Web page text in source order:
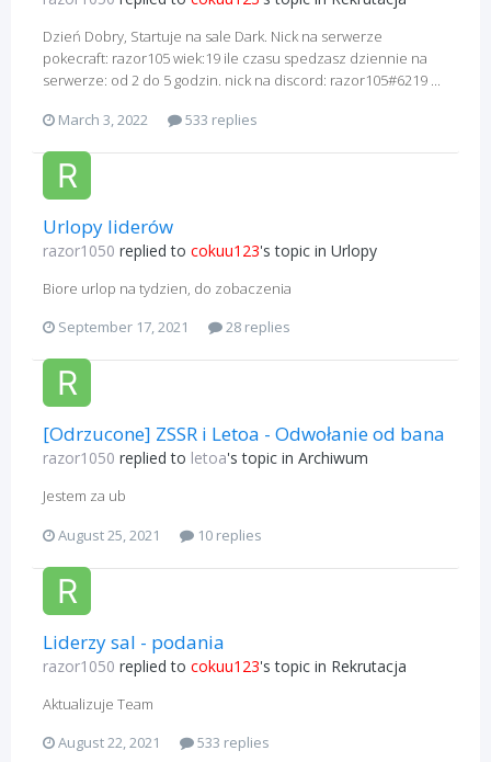
Dzień Dobry, Startuje na sale Dark. Nick na serwerze
pokecraft: razor105 wiek:19 ile czasu spedzasz dziennie na
serwerze: od 2 do 5 godzin. nick na discord: razor105#6219 ...
March 3, 2022
533 replies
Urlopy liderów
razor1050 replied to cokuu123's topic in Urlopy
Biore urlop na tydzien, do zobaczenia
September 17, 2021
28 replies
[Odrzucone] ZSSR i Letoa - Odwołanie od bana
razor1050 replied to letoa's topic in Archiwum
Jestem za ub
August 25, 2021
10 replies
Liderzy sal - podania
razor1050 replied to cokuu123's topic in Rekrutacja
Aktualizuje Team
August 22, 2021
533 replies